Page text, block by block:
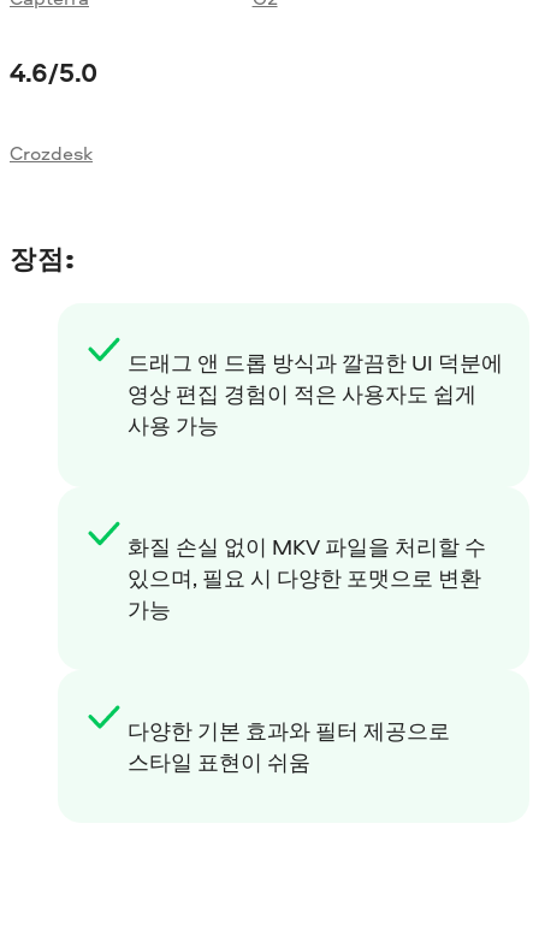
4.6/5.0
Crozdesk
장점:
드래그 앤 드롭 방식과 깔끔한 UI 덕분에
영상 편집 경험이 적은 사용자도 쉽게
사용 가능
화질 손실 없이 MKV 파일을 처리할 수
있으며, 필요 시 다양한 포맷으로 변환
가능
다양한 기본 효과와 필터 제공으로
스타일 표현이 쉬움